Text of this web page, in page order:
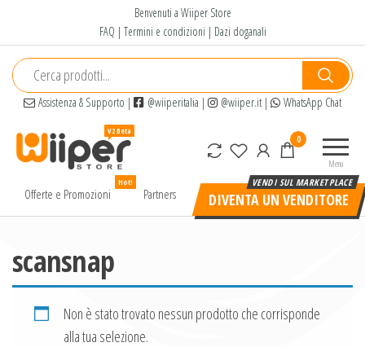
contenuto
Benvenuti a Wiiper Store
FAQ | Termini e condizioni | Dazi doganali
Assistenza & Supporto | @wiiperitalia | @wiiper.it| WhatsApp Chat
alta
Menu
0
Offerte e Promozioni
Hot!
Partners DIVENTA UN VENDITORE
scansnap
Non è stato trovato nessun prodotto che corrisponde
alla tua selezione.